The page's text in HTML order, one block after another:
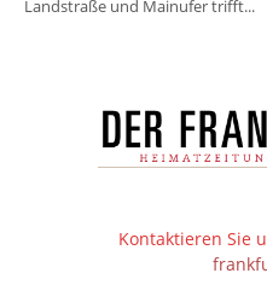
Landstraße und Mainufer trifft...
Kontaktieren Sie